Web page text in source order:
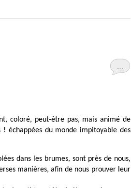
…
coloré, peut-être pas, mais animé de
! échappées du monde impitoyable des
dans les brumes, sont près de nous,
manières, afin de nous prouver leur